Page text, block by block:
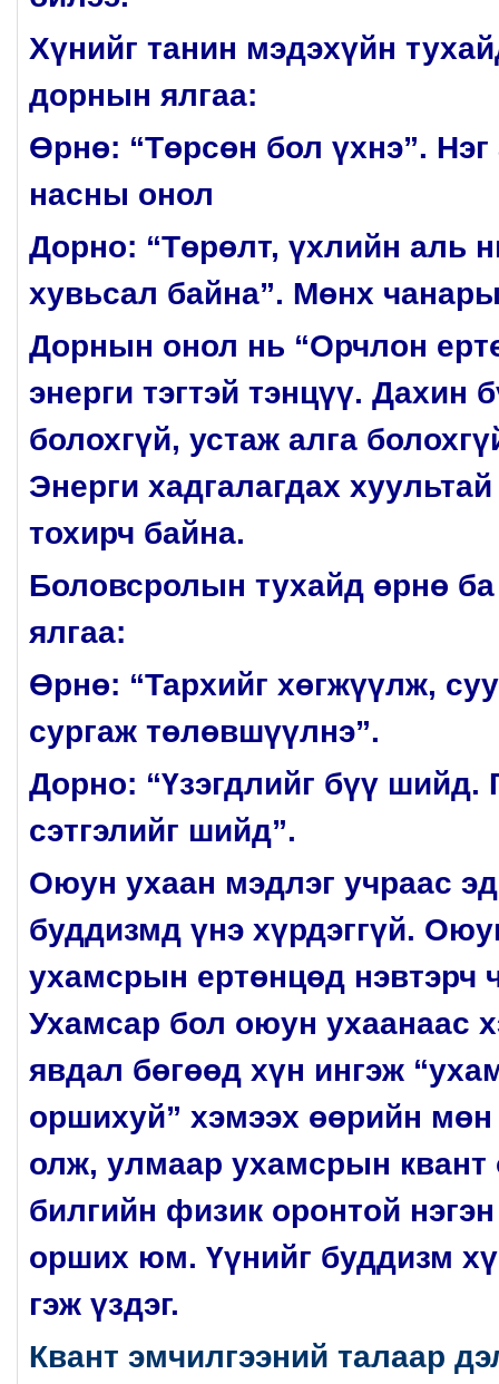
Хүнийг танин мэдэхүйн
дорнын ялгаа:
Өрнө: “Төрсөн бол үхнэ”.
насны онол
Дорно: “Төрөлт, үхлийн аль
хувьсал байна”. Мөнх
Дорнын онол нь “Орчлон
энерги тэгтэй тэнцүү. Дахин
болохгүй, устаж алга
Энерги хадгалагдах
тохирч байна.
Боловсролын тухайд өрнө
ялгаа:
Өрнө: “Тархийг хөгжүүлж,
сургаж төлөвшүүлнэ”.
Дорно: “Үзэгдлийг бүү шийд.
сэтгэлийг шийд”.
Оюун ухаан мэдлэг учраас
буддизмд үнэ хүрдэггүй.
ухамсрын ертөнцөд нэвтэрч
Ухамсар бол оюун ухаанаас
явдал бөгөөд хүн ингэж
оршихуй” хэмээх өөрийн
олж, улмаар ухамсрын квант
билгийн физик оронтой
орших юм. Үүнийг буддизм
гэж үздэг.
Квант эмчилгээний талаар